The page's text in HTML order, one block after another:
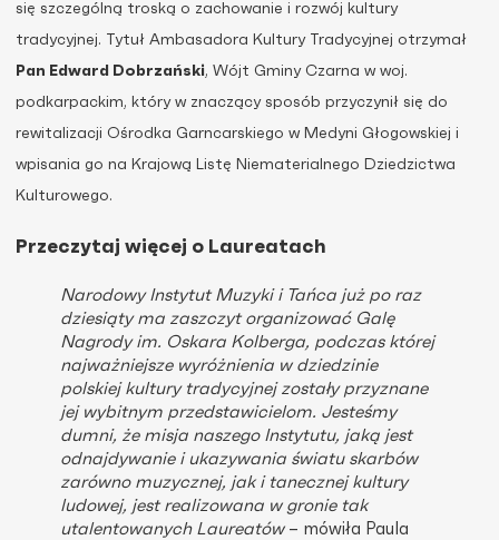
się szczególną troską o zachowanie i rozwój kultury
tradycyjnej. Tytuł Ambasadora Kultury Tradycyjnej otrzymał
Pan Edward Dobrzański, Wójt Gminy Czarna w woj.
podkarpackim, który w znaczący sposób przyczynił się do
rewitalizacji Ośrodka Garncarskiego w Medyni Głogowskiej i
wpisania go na Krajową Listę Niematerialnego Dziedzictwa
Kulturowego.
Przeczytaj więcej o Laureatach
Narodowy Instytut Muzyki i Tańca już po raz
dziesiąty ma zaszczyt organizować Galę
Nagrody im. Oskara Kolberga, podczas której
najważniejsze wyróżnienia w dziedzinie
polskiej kultury tradycyjnej zostały przyznane
jej wybitnym przedstawicielom. Jesteśmy
dumni, że misja naszego Instytutu, jaką jest
odnajdywanie i ukazywania światu skarbów
zarówno muzycznej, jak i tanecznej kultury
ludowej, jest realizowana w gronie tak
utalentowanych Laureatów– mówiła Paula